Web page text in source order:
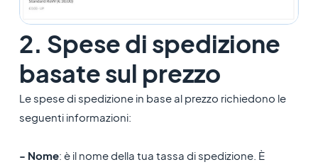
2. Spese di spedizione
basate sul prezzo
Le spese di spedizione in base al prezzo richiedono le
seguenti informazioni:
- Nome: è il nome della tua tassa di spedizione. È